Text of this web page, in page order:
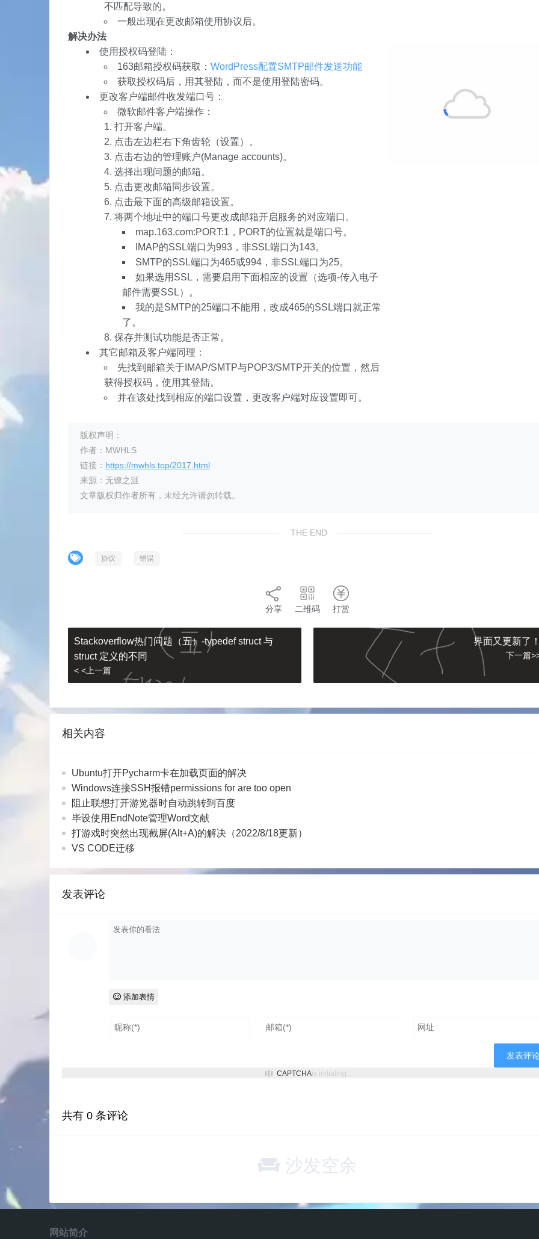
不匹配导致的。
一般出现在更改邮箱使用协议后。
解决办法
使用授权码登陆：
163邮箱授权码获取： WordPress配置SMTP邮件发送功能
获取授权码后，用其登陆，而不是使用登陆密码。
更改客户端邮件收发端口号：
微软邮件客户端操作：
打开客户端。
点击左边栏右下角齿轮（设置）。
点击右边的管理账户(Manage accounts)。
选择出现问题的邮箱。
点击更改邮箱同步设置。
点击最下面的高级邮箱设置。
将两个地址中的端口号更改成邮箱开启服务的对应端口。
map.163.com:PORT:1，PORT的位置就是端口号。
IMAP的SSL端口为993，非SSL端口为143。
SMTP的SSL端口为465或994，非SSL端口为25。
如果选用SSL，需要启用下面相应的设置（选项-传入电子
邮件需要SSL）。
我的是SMTP的25端口不能用，改成465的SSL端口就正常
了。
保存并测试功能是否正常。
其它邮箱及客户端同理：
先找到邮箱关于IMAP/SMTP与POP3/SMTP开关的位置，然后
获得授权码，使用其登陆。
并在该处找到相应的端口设置，更改客户端对应设置即可。
版权声明：
作者：MWHLS
链接： https://mwhls.top/2017.html
来源：无镣之涯
文章版权归作者所有，未经允许请勿转载。
THE END
协议 错误
分享 二维码 打赏
Stackoverflow热门问题（五）-typedef struct 与
struct 定义的不同
< <上一篇
界面又更新了
下一篇
相关内容
Ubuntu打开Pycharm卡在加载页面的解决
Windows连接SSH报错permissions for are too open
阻止联想打开游览器时自动跳转到百度
毕设使用EndNote管理Word文献
打游戏时突然出现截屏(Alt+A)的解决（2022/8/18更新）
VS CODE迁移
发表评论
添加表情
CAPTCHAis initialing...
共有 0 条评论
沙发空余
网站简介